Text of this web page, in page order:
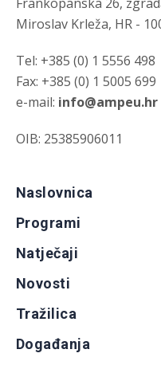
Miroslav Krleža, HR -
Tel: +385 (0) 1 5556 498
Fax: +385 (0) 1 5005 699
e-mail: info@ampeu.hr
OIB: 25385906011
Naslovnica
Programi
Natječaji
Novosti
Tražilica
Događanja